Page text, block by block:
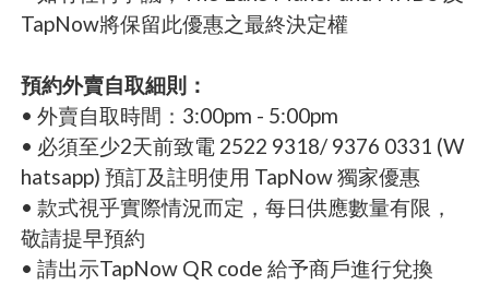
TapNow將保留此優惠之最終決定權
預約外賣自取細則：
• 外賣自取時間：3:00pm - 5:00pm
• 必須至少2天前致電 2522 9318/ 9376 0331 (W
hatsapp) 預訂及註明使用 TapNow 獨家優惠
• 款式視乎實際情況而定，每日供應數量有限，
敬請提早預約
• 請出示TapNow QR code 給予商戶進行兌換